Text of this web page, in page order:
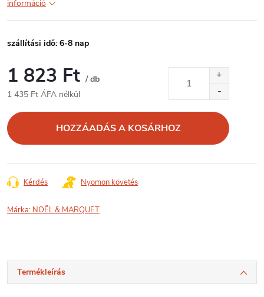
információ
szállítási idő: 6-8 nap
1 823 Ft / db
1 435 Ft ÁFA nélkül
HOZZÁADÁS A KOSÁRHOZ
Kérdés Nyomon követés
Márka: NOËL & MARQUET
Termékleírás